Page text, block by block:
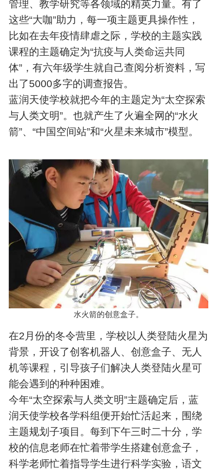
管理、教学研究等各领域的精英力量。有了
这些“大咖”助力，每一项主题更具操作性，
比如在去年疫情肆虐之际，学校的主题实践
课程的主题确定为“抗疫与人类命运共同
体”，有六年级学生就自己查阅分析资料，写
出了5000多字的调查报告。
蓝润天使学校就把今年的主题定为“太空探索
与人类文明”。也就产生了火遍全网的“水火
箭”、“中国空间站”和“火星未来城市”模型。
水火箭的创意盒子。
在2月份的冬令营里，学校以人类登陆火星为
背景，开设了创客机器人、创意盒子、无人
机等课程，引导孩子们解决人类登陆火星可
能会遇到的种种困难。
今年“太空探索与人类文明”主题确定后，蓝
润天使学校各学科组便开始忙活起来，围绕
主题规划子项目。每到下午三时二十分，学
校的信息老师在忙着带学生搭建创意盒子，
科学老师忙着指导学生进行科学实验，语文